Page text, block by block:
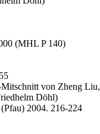
(MHL P 140)
von Zheng
Döhl)
2004. 216-224